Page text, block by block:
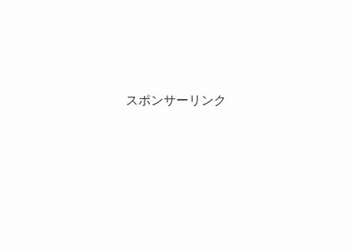
スポンサーリンク